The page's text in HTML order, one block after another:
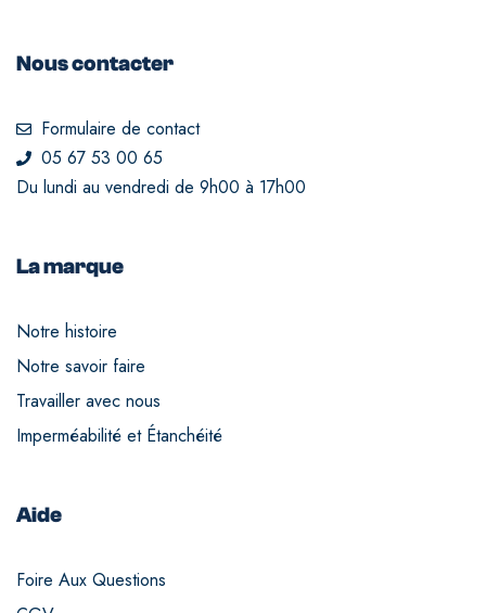
Nous contacter
Formulaire de contact
05 67 53 00 65
Du lundi au vendredi de 9h00 à 17h00
La marque
Notre histoire
Notre savoir faire
Travailler avec nous
Imperméabilité et Étanchéité
Aide
Foire Aux Questions